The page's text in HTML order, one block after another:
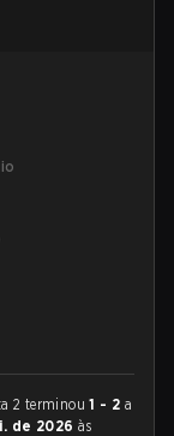
2 terminou1 - 2 a
de 2026 às